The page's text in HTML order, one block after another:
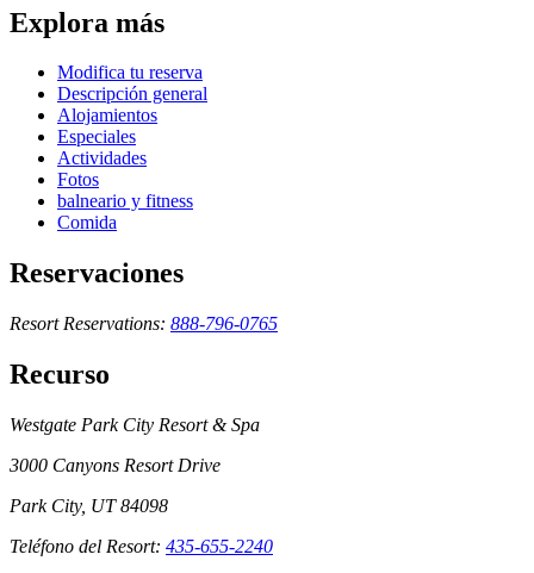
Explora más
Modifica tu reserva
Descripción general
Alojamientos
Especiales
Actividades
Fotos
balneario y fitness
Comida
Reservaciones
Resort Reservations: 888-796-0765
Recurso
Westgate Park City Resort & Spa
3000 Canyons Resort Drive
Park City, UT 84098
Teléfono del Resort: 435-655-2240